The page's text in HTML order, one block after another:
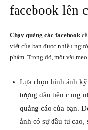
facebook lên
Chạy quảng cáo facebook
viết của bạn được nhiều
phẩm. Trong đó, một vài
Lựa chọn hình ảnh
tượng đầu tiên cũng
quảng cáo của bạn.
ảnh có sự đầu tư cao,